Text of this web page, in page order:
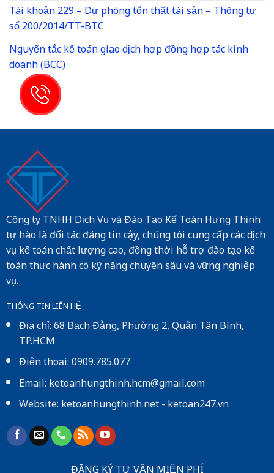
Tài khoản 229 – Dự phòng tổn thất tài sản – Thông tư
số 200/2014/TT-BTC
Nguyến tắc kế toán giao dịch hợp đồng hợp tác kinh
doanh (BCC)
Công ty TNHH Dịch Vụ và Đào Tạo Kế Toán Hưng Thịnh
tự hào là đối tác đáng tin cậy, chúng tôi cung cấp các dịch
vụ kế toán chất lượng cao, đồng thời hỗ trợ đào tạo kế
toán thực hành có kỹ năng chuyên sâu và vững nghiệp
vụ.
THÔNG TIN LIÊN HỆ
Địa chỉ: 68 Bạch Đằng, Phường 2, Quận Tân Bình,
TP.HCM
Điện thoại: 0909.785.077
Email: ketoanhungthinh.hcm@gmail.com
Website:ketoanhungthinh.net-ketoan247.vn